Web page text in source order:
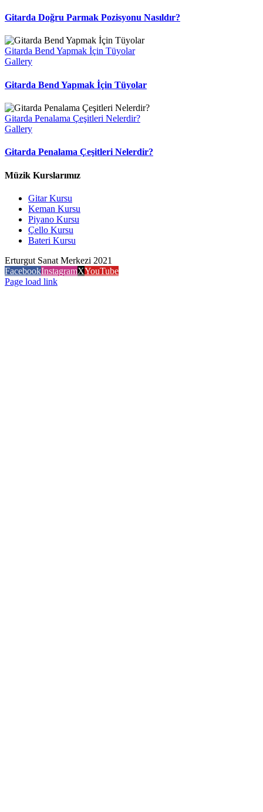
Gitarda Doğru Parmak Pozisyonu Nasıldır?
Gitarda Bend Yapmak İçin Tüyolar
Gallery
Gitarda Bend Yapmak İçin Tüyolar
Gitarda Penalama Çeşitleri Nelerdir?
Gallery
Gitarda Penalama Çeşitleri Nelerdir?
Müzik Kurslarımız
Gitar Kursu
Keman Kursu
Piyano Kursu
Çello Kursu
Bateri Kursu
Erturgut Sanat Merkezi 2021
FacebookInstagramXYouTube
Page load link